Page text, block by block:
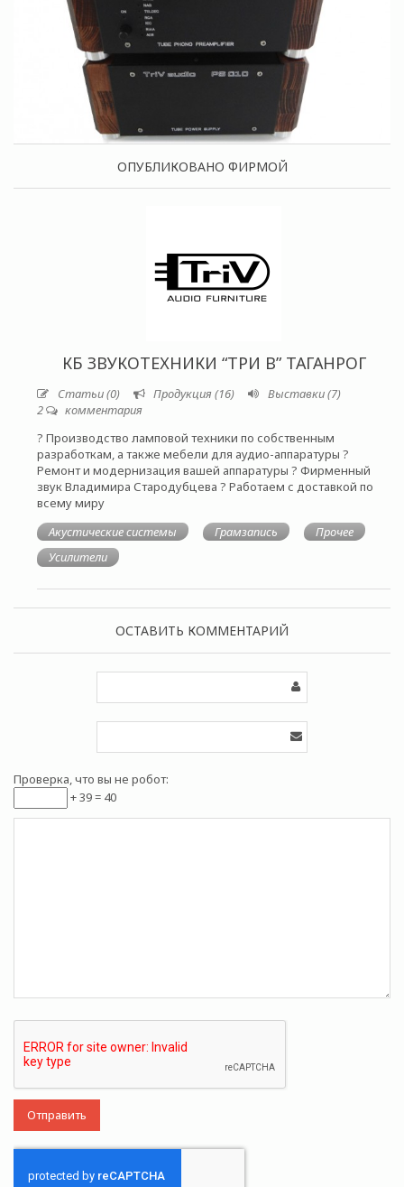
ОПУБЛИКОВАНО ФИРМОЙ
КБ ЗВУКОТЕХНИКИ “ТРИ В” ТАГАНРОГ
Статьи (0) Продукция (16)
Выставки (7)
2
комментария
? Производство ламповой техники по собственным
разработкам, а также мебели для аудио-аппаратуры ?
Ремонт и модернизация вашей аппаратуры ? Фирменный
звук Владимира Стародубцева ? Работаем с доставкой по
всему миру
Акустические системы
Грамзапись
Прочее
Усилители
ОСТАВИТЬ КОММЕНТАРИЙ
Проверка, что вы не робот:
+ 39 = 40